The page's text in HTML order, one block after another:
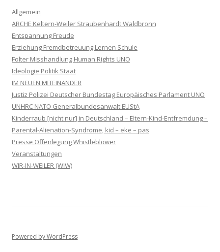
Allgemein
ARCHE Keltern-Weiler Straubenhardt Waldbronn
Entspannung Freude
Erziehung Fremdbetreuung Lernen Schule
Folter Misshandlung Human Rights UNO
Ideologie Politik Staat
IM NEUEN MITEINANDER
Justiz Polizei Deutscher Bundestag Europäisches Parlament UNO
UNHRC NATO Generalbundesanwalt EUStA
Kinderraub [nicht nur] in Deutschland – Eltern-Kind-Entfremdung –
Parental-Alienation-Syndrome, kid – eke – pas
Presse Offenlegung Whistleblower
Veranstaltungen
WIR-IN-WEILER (WIW)
Powered by WordPress